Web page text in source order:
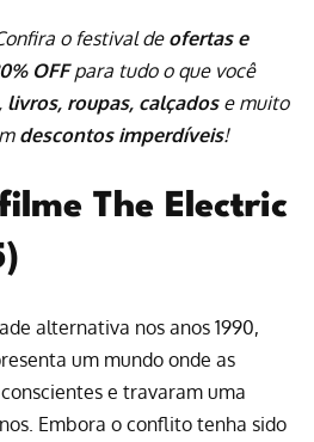
o festival de ofertas e
OFFpara tudo o que você
livros, roupas, calçadose muito
descontos imperdíveis!
The Electric
alternativa nos anos 1990,
um mundo onde as
e travaram uma
Embora o conflito tenha sido